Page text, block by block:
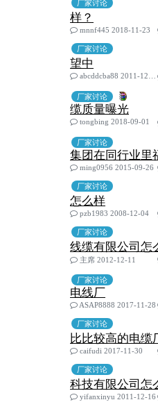
厂家讨论
样？
mnnf445 2018-11-23
厂家讨论
望中
abcddcba88 2011-12-12
厂家讨论
缆质量曝光
tongbing 2018-09-01
厂家讨论
集团在同行业里
ming0956 2015-09-26
厂家讨论
怎么样
pzb1983 2008-12-04
厂家讨论
线缆有限公司怎
主席 2012-12-11
厂家讨论
电线厂
ASAP8888 2017-11-28
厂家讨论
比比较高的电缆
caifudi 2017-11-30
厂家讨论
科技有限公司怎
yifanxinyu 2011-12-16